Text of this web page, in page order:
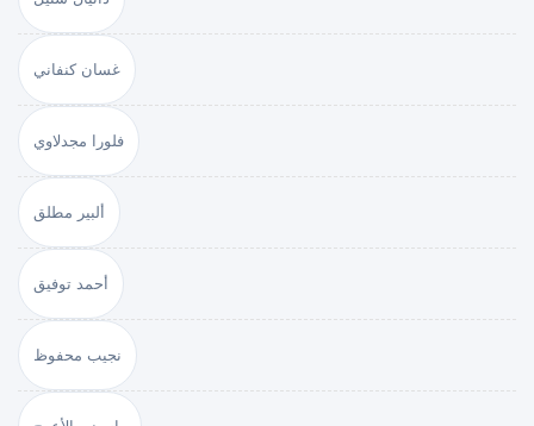
غسان كنفاني
فلورا مجدلاوي
ألبير مطلق
أحمد توفيق
نجيب محفوظ